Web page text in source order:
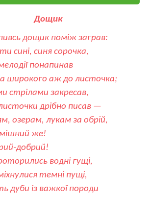
Дощик
дощик поміж заграв:
сині, синя сорочка,
понапинав
широкого аж до листочка;
стрілами закресав,
дрібно писав —
озерам, лукам за обрій,
же!
добрий!
водні гущі,
темні пущі,
дуби із важкої породи